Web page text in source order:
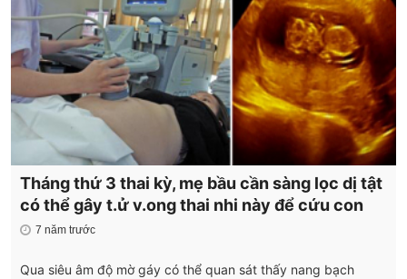
Tháng thứ 3 thai kỳ, mẹ bầu cần sàng lọc dị tật
có thể gây t.ử v.ong thai nhi này để cứu con
7 năm trước
Qua siêu âm độ mờ gáy có thể quan sát thấy nang bạch